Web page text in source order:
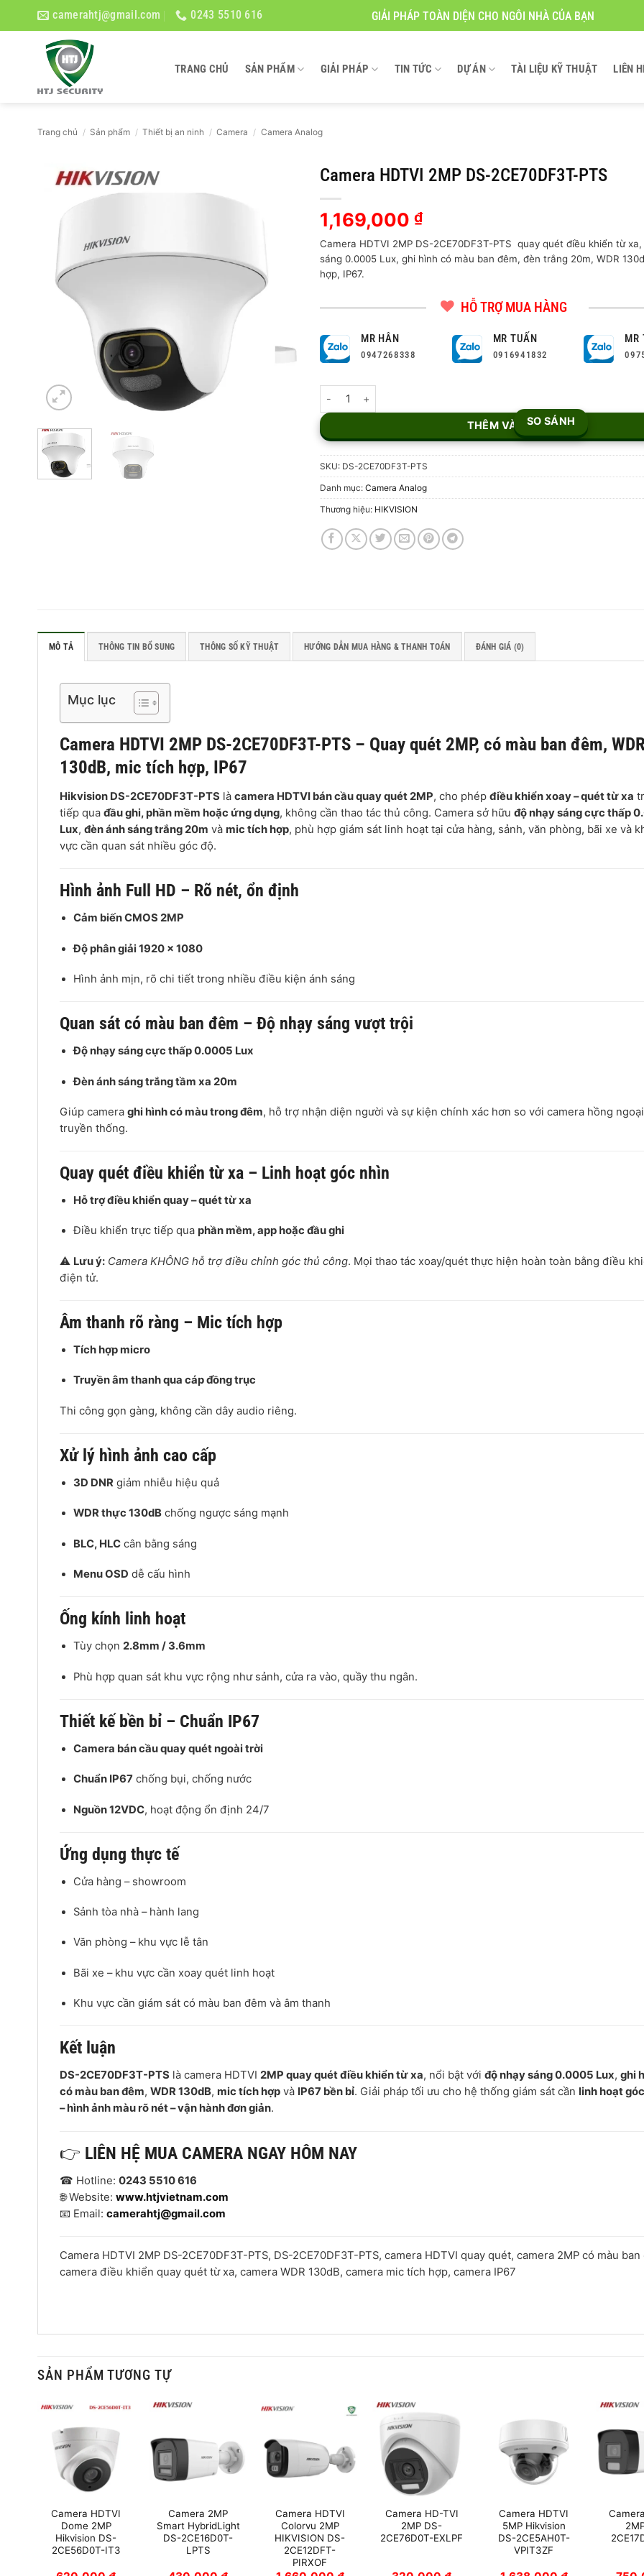
camerahtj@gmail.com 0243 5510 616 GIẢI PHÁP TOÀN DIỆN CHO NGÔI NHÀ CỦA BẠN
TRANG CHỦ SẢN PHẨM GIẢI PHÁP TIN TỨC DỰ ÁN TÀI LIỆU KỸ THUẬT LIÊN
Trang chủ / Sản phẩm / Thiết bị an ninh / Camera / Camera Analog
Camera HDTVI 2MP DS-2CE70DF3T-PTS
1,169,000₫
Camera HDTVI 2MP DS-2CE70DF3T-PTS quay quét điều khiển từ
sáng 0.0005 Lux, ghi hình có màu ban đêm, đèn trắng 20m, WDR
hợp, IP67.
HỖ TRỢ MUA HÀNG
MR HÂN
0947268338
MR TUẤN
0916941832
MR
Camera HDTVI 2MP DS-2CE70DF3T-PTS số lượng
THÊM VÀO GIỎSO SÁNH
SKU: DS-2CE70DF3T-PTS
Danh mục:Camera Analog
Thương hiệu: HIKVISION
MÔ TẢ THÔNG TIN BỔ SUNG THÔNG SỐ KỸ THUẬT HƯỚNG DẪN MUA HÀNG & THANH TOÁN ĐÁNH GIÁ (0)
Mục lục
Camera HDTVI 2MP DS-2CE70DF3T-PTS – Quay quét 2MP, có màu ban đêm,
130dB, mic tích hợp, IP67
Hikvision DS-2CE70DF3T-PTS là camera HDTVI bán cầu quay quét 2MP, cho phép điều khiển xoay – quét từ xa
tiếp qua đầu ghi, phần mềm hoặc ứng dụng, không cần thao tác thủ công. Camera sở hữu độ nhạy sáng cực thấp
Lux, đèn ánh sáng trắng 20m và mic tích hợp, phù hợp giám sát linh hoạt tại cửa hàng, sảnh, văn phòng, bãi xe và
vực cần quan sát nhiều góc độ.
Hình ảnh Full HD – Rõ nét, ổn định
Cảm biến CMOS 2MP
Độ phân giải 1920 × 1080
Hình ảnh mịn, rõ chi tiết trong nhiều điều kiện ánh sáng
Quan sát có màu ban đêm – Độ nhạy sáng vượt trội
Độ nhạy sáng cực thấp 0.0005 Lux
Đèn ánh sáng trắng tầm xa 20m
Giúp camera ghi hình có màu trong đêm, hỗ trợ nhận diện người và sự kiện chính xác hơn so với camera hồng ngoại
truyền thống.
Quay quét điều khiển từ xa – Linh hoạt góc nhìn
Hỗ trợ điều khiển quay – quét từ xa
Điều khiển trực tiếp qua phần mềm, app hoặc đầu ghi
⚠ Lưu ý: Camera KHÔNG hỗ trợ điều chỉnh góc thủ công. Mọi thao tác xoay/quét thực hiện hoàn toàn bằng điều
điện tử.
Âm thanh rõ ràng – Mic tích hợp
Tích hợp micro
Truyền âm thanh qua cáp đồng trục
Thi công gọn gàng, không cần dây audio riêng.
Xử lý hình ảnh cao cấp
3D DNR giảm nhiễu hiệu quả
WDR thực 130dB chống ngược sáng mạnh
BLC, HLC cân bằng sáng
Menu OSD dễ cấu hình
Ống kính linh hoạt
Tùy chọn2.8mm / 3.6mm
Phù hợp quan sát khu vực rộng như sảnh, cửa ra vào, quầy thu ngân.
Thiết kế bền bỉ – Chuẩn IP67
Camera bán cầu quay quét ngoài trời
Chuẩn IP67 chống bụi, chống nước
Nguồn 12VDC, hoạt động ổn định 24/7
Ứng dụng thực tế
Cửa hàng – showroom
Sảnh tòa nhà – hành lang
Văn phòng – khu vực lễ tân
Bãi xe – khu vực cần xoay quét linh hoạt
Khu vực cần giám sát có màu ban đêm và âm thanh
Kết luận
DS-2CE70DF3T-PTS là camera HDTVI 2MP quay quét điều khiển từ xa, nổi bật với độ nhạy sáng 0.0005 Lux, ghi
có màu ban đêm, WDR 130dB, mic tích hợp và IP67 bền bỉ. Giải pháp tối ưu cho hệ thống giám sát cần linh hoạt
– hình ảnh màu rõ nét – vận hành đơn giản.
👉 LIÊN HỆ MUA CAMERA NGAY HÔM NAY
☎ Hotline: 0243 5510 616
🌐 Website: www.htjvietnam.com
📧 Email: camerahtj@gmail.com
Camera HDTVI 2MP DS-2CE70DF3T-PTS, DS-2CE70DF3T-PTS, camera HDTVI quay quét, camera 2MP có màu ban
camera điều khiển quay quét từ xa, camera WDR 130dB, camera mic tích hợp, camera IP67
SẢN PHẨM TƯƠNG TỰ
Camera HDTVI
Dome 2MP
Hikvision DS-
2CE56D0T-IT3
Camera 2MP
Smart HybridLight
DS-2CE16D0T-
LPTS
Camera HDTVI
Colorvu 2MP
HIKVISION DS-
2CE12DFT-
PIRXOF
Camera HD-TVI
2MP DS-
2CE76D0T-EXLPF
Camera HDTVI
5MP Hikvision
DS-2CE5AH0T-
VPIT3ZF